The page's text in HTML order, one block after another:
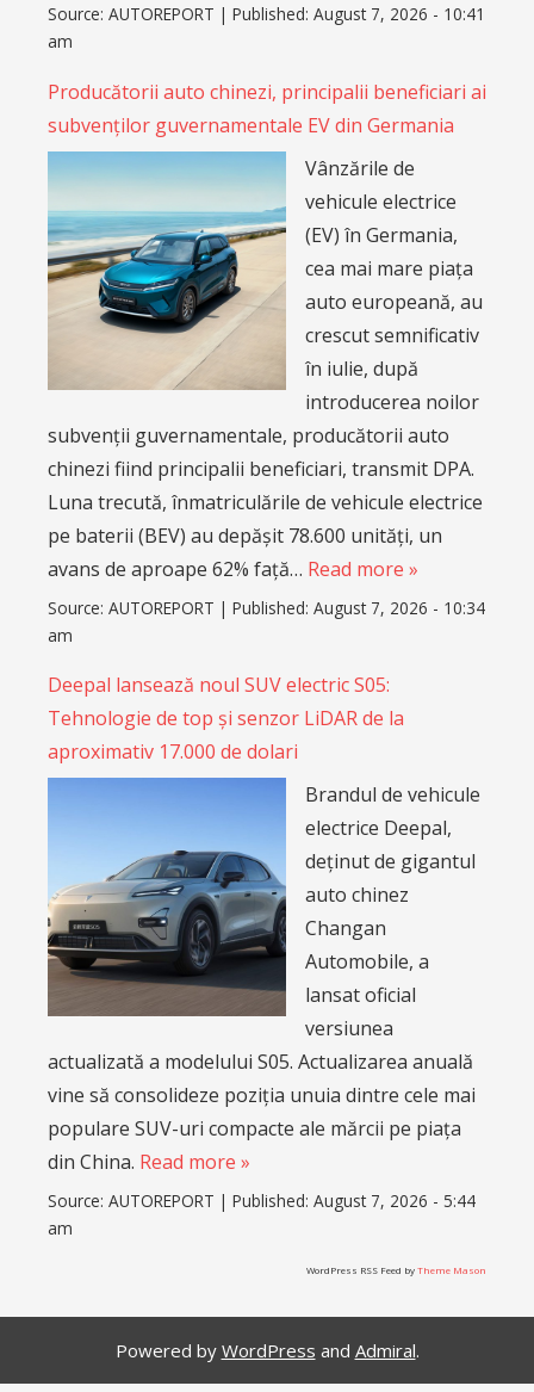
Source: AUTOREPORT | Published: August 7, 2026 - 10:41
am
Producătorii auto chinezi, principalii beneficiari ai
subvenților guvernamentale EV din Germania
Vânzările de
vehicule electrice
(EV) în Germania,
cea mai mare piața
auto europeană, au
crescut semnificativ
în iulie, după
introducerea noilor
subvenții guvernamentale, producătorii auto
chinezi fiind principalii beneficiari, transmit DPA.
Luna trecută, înmatriculările de vehicule electrice
pe baterii (BEV) au depășit 78.600 unități, un
avans de aproape 62% față… Read more »
Source: AUTOREPORT | Published: August 7, 2026 - 10:34
am
Deepal lansează noul SUV electric S05:
Tehnologie de top și senzor LiDAR de la
aproximativ 17.000 de dolari
Brandul de vehicule
electrice Deepal,
deținut de gigantul
auto chinez
Changan
Automobile, a
lansat oficial
versiunea
actualizată a modelului S05. Actualizarea anuală
vine să consolideze poziția unuia dintre cele mai
populare SUV-uri compacte ale mărcii pe piața
din China. Read more »
Source: AUTOREPORT | Published: August 7, 2026 - 5:44
am
WordPress RSS Feed byTheme Mason
Powered by WordPress and Admiral.